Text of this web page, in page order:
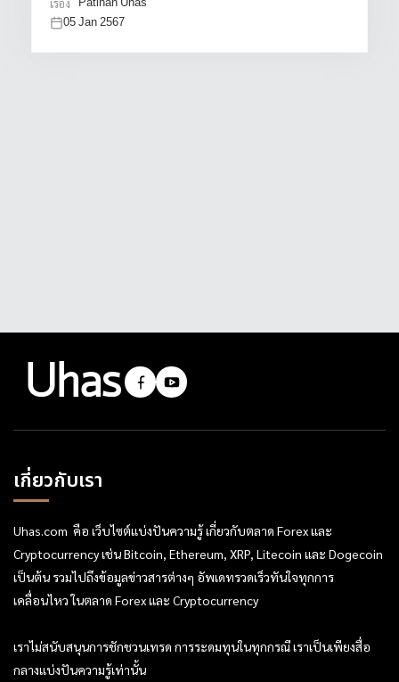
05 Jan 2567
เกี่ยวกับเรา
Uhas.com คือ เว็บไซต์แบ่งปันความรู้ เกี่ยวกับตลาด Forex และ
Cryptocurrency เช่น Bitcoin, Ethereum, XRP, Litecoin และ Dogecoin
เป็นต้น รวมไปถึงข้อมูลข่าวสารต่างๆ อัพเดทรวดเร็วทันใจทุกการ
เคลื่อนไหว ในตลาด Forex และ Cryptocurrency
เราไม่สนับสนุนการชักชวนเทรด การระดมทุนในทุกกรณี เราเป็นเพียงสื่อ
กลางแบ่งปันความรู้เท่านั้น